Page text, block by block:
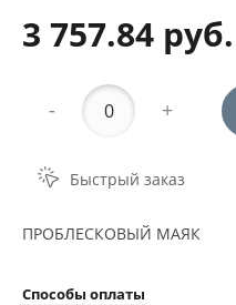
3 757.84 руб.
- +
Быстрый заказ
ПРОБЛЕСКОВЫЙ МАЯК
Способы оплаты